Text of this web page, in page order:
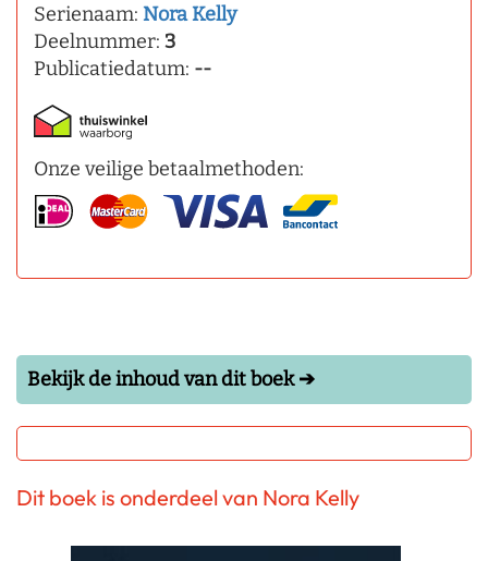
Serienaam: Nora Kelly
Deelnummer: 3
Publicatiedatum: --
Onze veilige betaalmethoden:
Bekijk de inhoud van dit boek ➔
Dit boek is onderdeel van Nora Kelly